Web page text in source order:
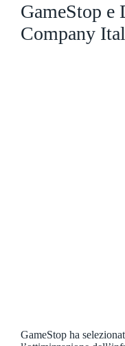
GameStop e
Company
GameStop ha